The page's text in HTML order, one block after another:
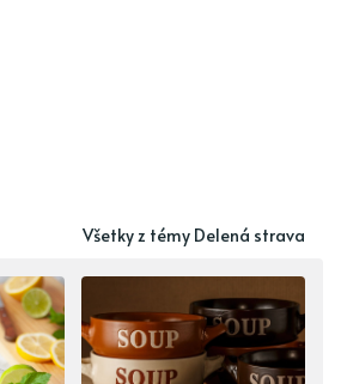
Všetky z témy Delená strava